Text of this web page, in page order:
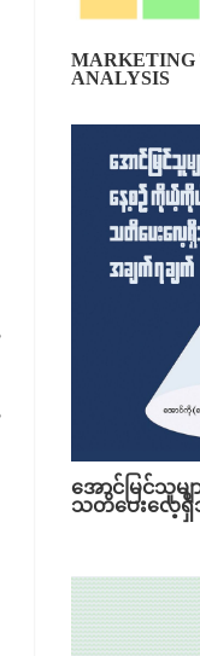
MARKETING
ANALYSIS
အောင်မြင်သူ
သတိပေးလေ့ရှိ